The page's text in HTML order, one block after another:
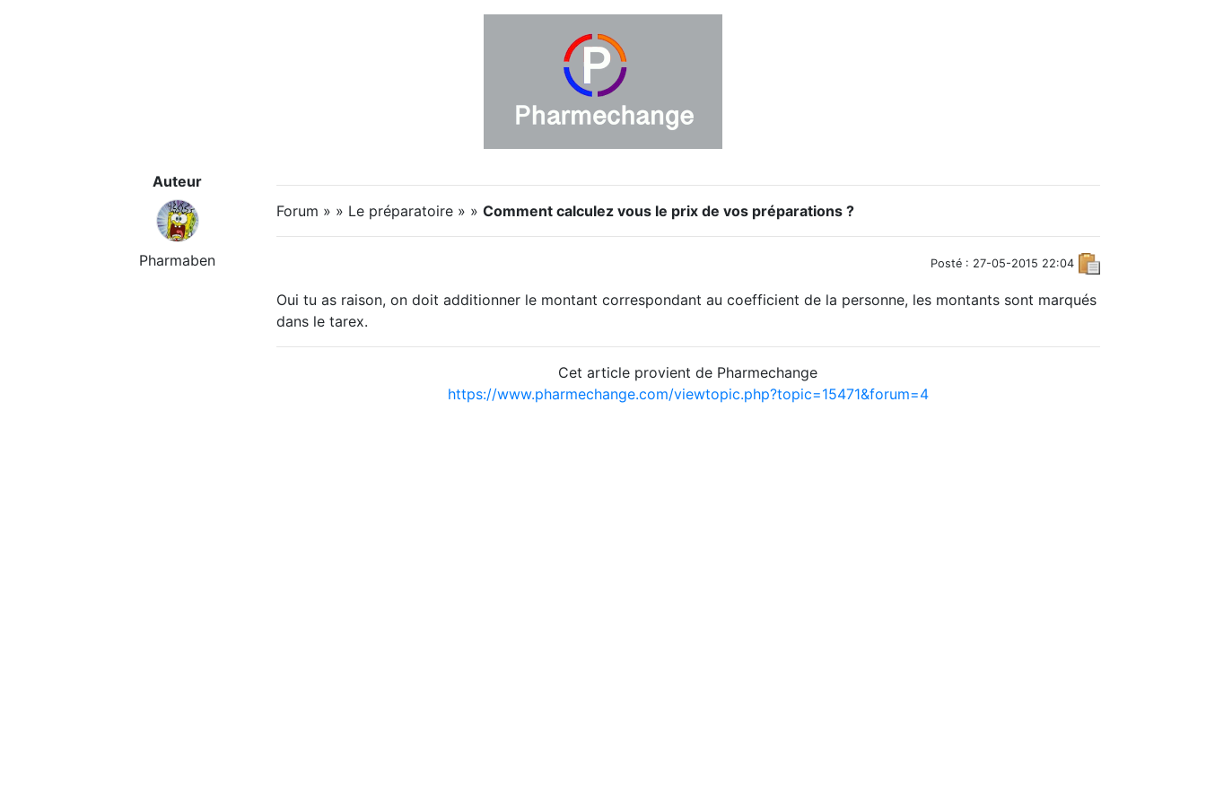
Auteur
Pharmaben
Forum » » Le préparatoire » » Comment calculez vous le prix de vos préparations ?
Posté : 27-05-2015 22:04
Oui tu as raison, on doit additionner le montant correspondant au coefficient de la personne, les montants sont marqués
dans le tarex.
Cet article provient de Pharmechange
https://www.pharmechange.com/viewtopic.php?topic=15471&forum=4